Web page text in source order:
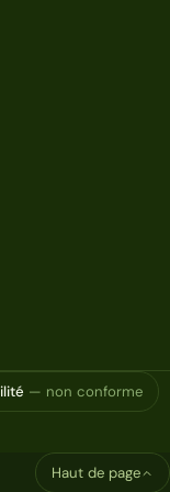
— non conforme
Haut de page